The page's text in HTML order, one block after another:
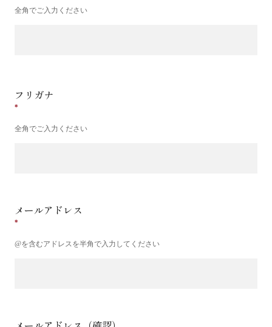
全角でご入力ください
フリガナ
全角でご入力ください
メールアドレス
@を含むアドレスを半角で入力してください